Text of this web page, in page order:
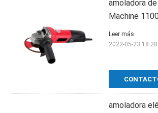
amoladora
Machine
Leer más
2022-05-23
amoladora